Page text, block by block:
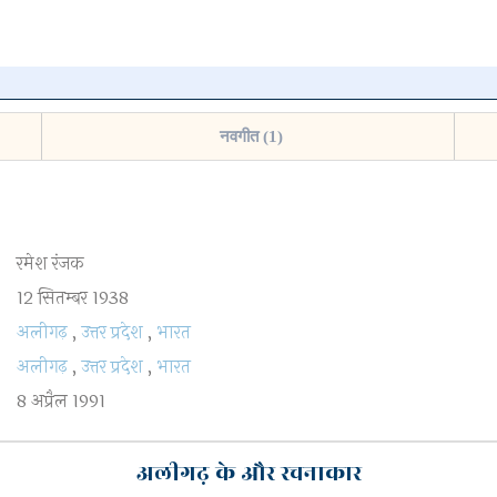
नवगीत (1)
रमेश रंजक
12 सितम्बर 1938
अलीगढ़ ,उत्तर प्रदेश , भारत
अलीगढ़ ,उत्तर प्रदेश , भारत
8 अप्रैल 1991
अलीगढ़ के और रचनाकार
हटाएँ